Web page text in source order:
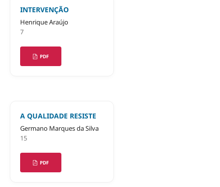
INTERVENÇÃO
Henrique Araújo
7
PDF
A QUALIDADE RESISTE
Germano Marques da Silva
15
PDF